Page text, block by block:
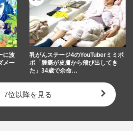
に波
メー
乳がんステージ4のYouTuberミミポ
ポ「腫瘍が皮膚から飛び出してき
た」34歳で余命…
7位以降を見る